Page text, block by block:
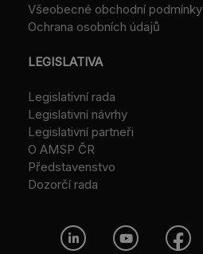
Všeobecné obchodní podmínky
Ochrana osobních údajů
LEGISLATIVA
Legislativní rada
Legislativní návrhy
Legislativní partneři
O AMSP ČR
Představenstvo
Dozorčí rada